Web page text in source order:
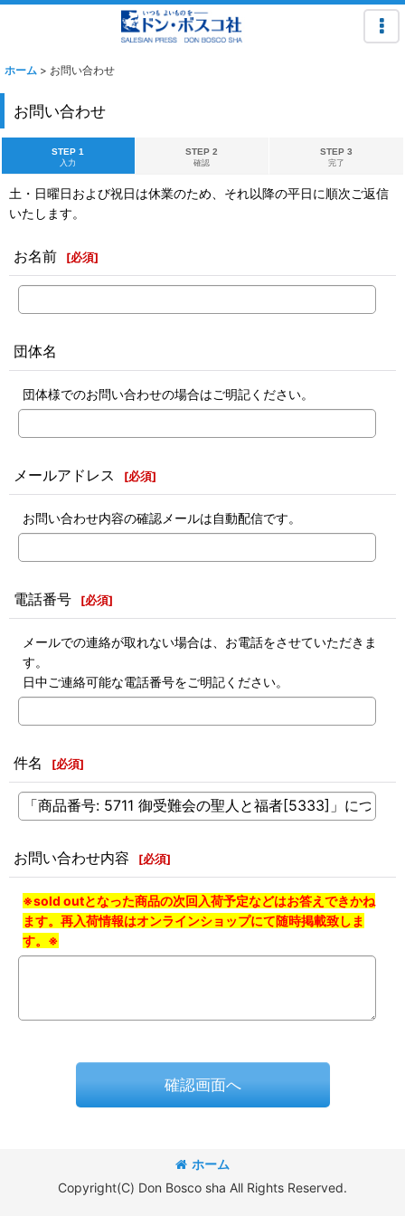
ホーム > お問い合わせ
お問い合わせ
STEP 1
入力
STEP 2
確認
STEP 3
完了
土・日曜日および祝日は休業のため、それ以降の平日に順次ご返信
いたします。
お名前 [必須]
団体名
団体様でのお問い合わせの場合はご明記ください。
メールアドレス [必須]
お問い合わせ内容の確認メールは自動配信です。
電話番号 [必須]
メールでの連絡が取れない場合は、お電話をさせていただきま
す。
日中ご連絡可能な電話番号をご明記ください。
件名 [必須]
お問い合わせ内容 [必須]
※sold outとなった商品の次回入荷予定などはお答えできかね
ます。再入荷情報はオンラインショップにて随時掲載致しま
す。※
確認画面へ
ホーム
Copyright(C) Don Bosco sha All Rights Reserved.